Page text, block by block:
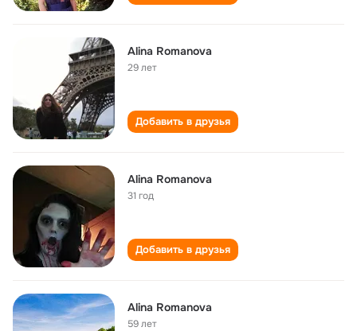
Alina Romanova
29 лет
Добавить в друзья
Alina Romanova
31 год
Добавить в друзья
Alina Romanova
59 лет